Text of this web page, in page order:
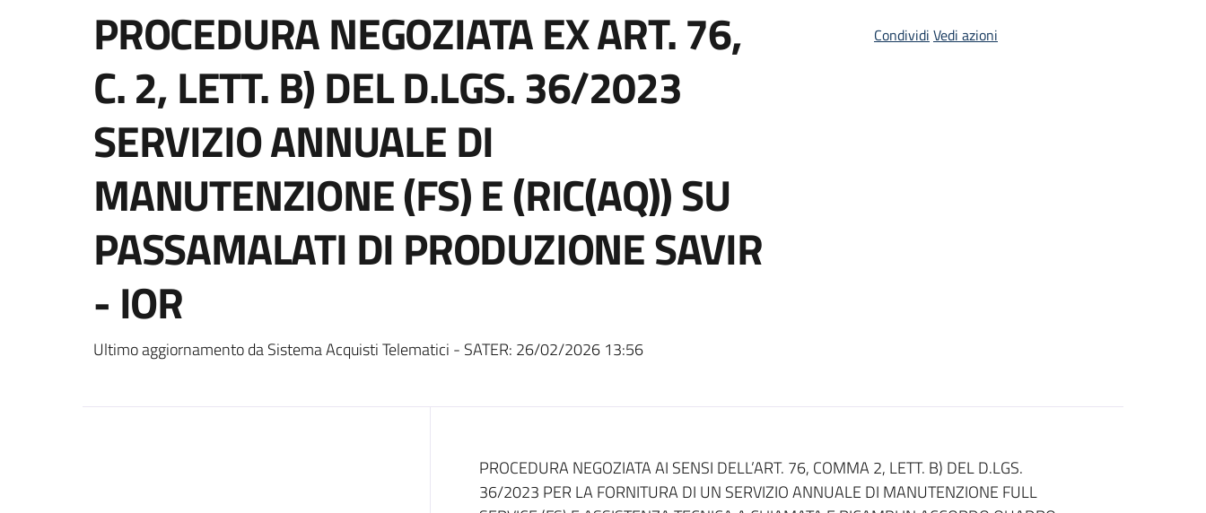
PROCEDURA NEGOZIATA EX ART. 76,
C. 2, LETT. B) DEL D.LGS. 36/2023
SERVIZIO ANNUALE DI
MANUTENZIONE (FS) E (RIC(AQ)) SU
PASSAMALATI DI PRODUZIONE SAVIR
- IOR
Ultimo aggiornamento da Sistema Acquisti Telematici - SATER: 26/02/2026 13:56
Condividi Vedi azioni
Dati del bando
PROCEDURA NEGOZIATA AI SENSI DELL’ART. 76, COMMA 2, LETT. B) DEL D.LGS.
36/2023 PER LA FORNITURA DI UN SERVIZIO ANNUALE DI MANUTENZIONE FULL